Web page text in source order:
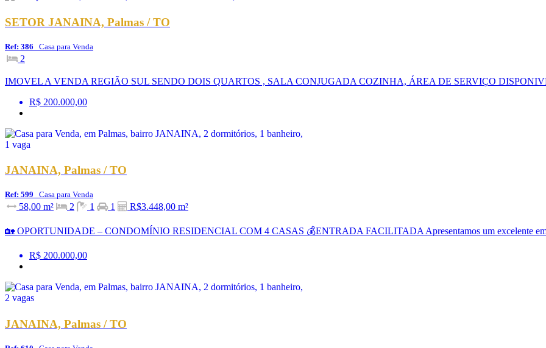
SETOR JANAINA, Palmas / TO
Ref: 386 Casa para Venda
2
IMOVEL A VENDA REGIÃO SUL SENDO DOIS QUARTOS , SALA CONJUGADA COZINHA, ÁREA DE SERVIÇO
R$ 200.000,00
JANAINA, Palmas / TO
Ref: 599 Casa para Venda
58,00 m² 2 1 1 R$3.448,00 m²
🏡 OPORTUNIDADE – CONDOMÍNIO RESIDENCIAL COM 4 CASAS 💰ENTRADA FACILITADA Apresentamos um excelente
R$ 200.000,00
JANAINA, Palmas / TO